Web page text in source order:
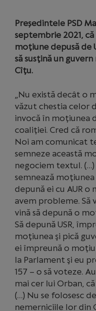
Președintele PSD
septembrie 2021, că
moţiune depusă de
să susţină un
Cîţu.
„Nu există decât o
văzut chestia celor
invocă în moţiunea
coaliţiei. Cred că
Noi am comunicat
semneze această
negociem textul.
semnează moţiunea
depună ei cu AUR o
avem probleme. Să
vină să depună o
Să depună USR,
moţiunea şi pică
ei împreună o
la Parlament şi eu
157 – o să voteze.
mai cer lui Orban,
(…) Nu se folosesc
nemerniciile lor din